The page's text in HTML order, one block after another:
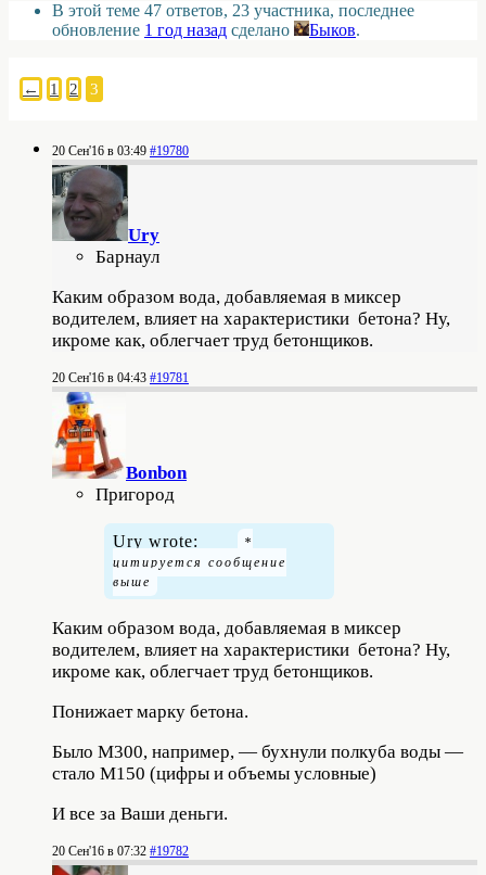
В этой теме 47 ответов, 23 участника, последнее
обновление 1 год назад сделано Быков.
← 1 2 3
20 Сен'16 в 03:49 #19780
Ury
Барнаул
Каким образом вода, добавляемая в миксер
водителем, влияет на характеристики бетона? Ну,
икроме как, облегчает труд бетонщиков.
20 Сен'16 в 04:43 #19781
Bonbon
Пригород
Ury wrote:
Каким образом вода, добавляемая в миксер
водителем, влияет на характеристики бетона? Ну,
икроме как, облегчает труд бетонщиков.
Понижает марку бетона.
Было М300, например, — бухнули полкуба воды —
стало М150 (цифры и объемы условные)
И все за Ваши деньги.
20 Сен'16 в 07:32 #19782